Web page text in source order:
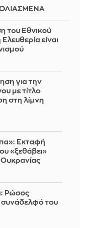
του Εθνικού
είναι
για την
με τίτλο
στη λίμνη
Εκταφή
«ξεθάβει»
Ρώσος
συνάδελφό του